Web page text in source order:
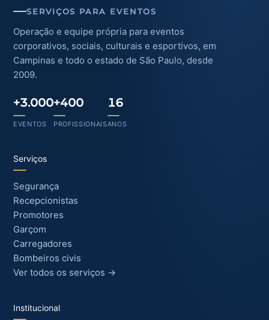
SERVIÇOS PARA EVENTOS
Operação e equipe própria para eventos
corporativos, sociais, culturais e esportivos, em
Campinas e todo o estado de São Paulo, desde
2009.
+3.000
EVENTOS
+400
PROFISSIONAIS
16
ANOS
Serviços
Segurança
Recepcionistas
Promotores
Garçom
Carregadores
Bombeiros civis
Ver todos os serviços →
Institucional